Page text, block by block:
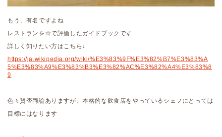
もう、有名ですよね
レストランを☆で評価したガイドブックです
詳しく知りたい方はこちら↓
https://ja.wikipedia.org/wiki/%E3%83%9F%E3%82%B7%E3%83%A
5%E3%83%A9%E3%83%B3%E3%82%AC%E3%82%A4%E3%83%8
9
色々賛否両論ありますが、本格的な飲食店をやっているシェフにとっては
目標にはなります